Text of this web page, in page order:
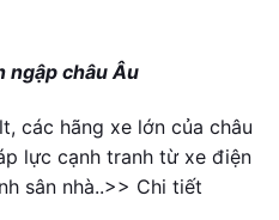
ngập châu Âu
các hãng xe lớn của châu
lực cạnh tranh từ xe điện
sân nhà..>> Chi tiết